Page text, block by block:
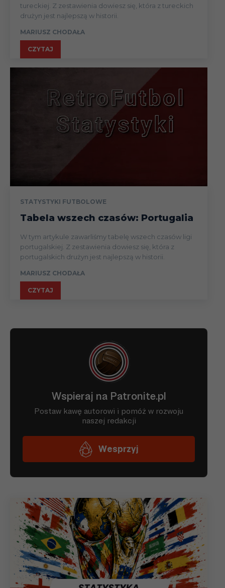
Daniel Rumin 7 GKS Tychy
Sołowiej
Filip
Zagłębie Lubin
Rafał Wolski 7 Wisła Płock
Włodarczyk
7 Górnik Zabrze
tureckiej. Z zestawienia dowiesz się, która z tureckich
drużyn jest najlepszą w historii.
MARIUSZ CHODAŁA
CZYTAJ
STATYSTYKI FUTBOLOWE
Tabela wszech czasów: Portugalia
W tym artykule zawarliśmy tabelę wszech czasów ligi
portugalskiej. Z zestawienia dowiesz się, która z
portugalskich drużyn jest najlepszą w historii.
MARIUSZ CHODAŁA
CZYTAJ